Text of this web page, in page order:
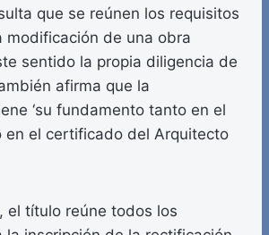
que se reúnen los requisitos
modificación de una obra
sentido la propia diligencia de
afirma que la
‘su fundamento tanto en el
en el certificado del Arquitecto
el título reúne todos los